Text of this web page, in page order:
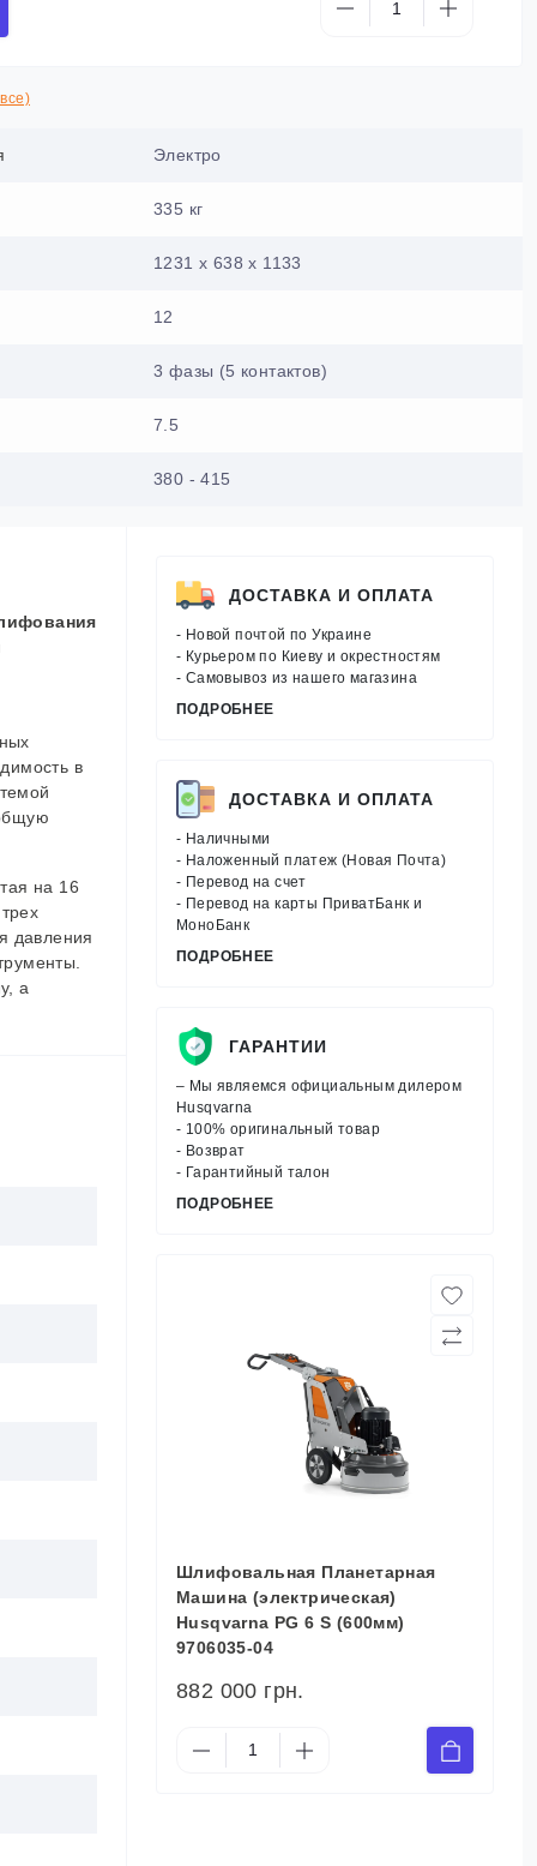
Электро
335 кг
1231 x 638 x 1133
12
3 фазы (5 контактов)
7.5
380 - 415
в
на 16
давления
а
ДОСТАВКА И ОПЛАТА
- Новой почтой по Украине
- Курьером по Киеву и окрестностям
- Самовывоз из нашего магазина
ПОДРОБНЕЕ
ДОСТАВКА И ОПЛАТА
- Наличными
- Наложенный платеж (Новая Почта)
- Перевод на счет
- Перевод на карты ПриватБанк и
МоноБанк
ПОДРОБНЕЕ
ГАРАНТИИ
– Мы являемся официальным дилером
Husqvarna
- 100% оригинальный товар
- Возврат
- Гарантийный талон
ПОДРОБНЕЕ
Шлифовальная Планетарная
Машина (электрическая)
Husqvarna PG 6 S (600мм)
9706035-04
882 000 грн.